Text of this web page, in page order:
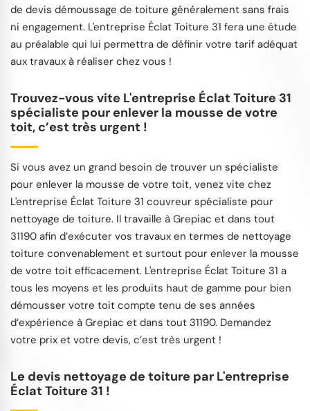
de devis démoussage de toiture généralement sans frais
ni engagement. L'entreprise Éclat Toiture 31 fera une étude
au préalable qui lui permettra de définir votre tarif adéquat
aux travaux à réaliser chez vous !
Trouvez-vous vite L'entreprise Éclat Toiture 31
spécialiste pour enlever la mousse de votre
toit, c’est très urgent !
Si vous avez un grand besoin de trouver un spécialiste
pour enlever la mousse de votre toit, venez vite chez
L'entreprise Éclat Toiture 31 couvreur spécialiste pour
nettoyage de toiture. Il travaille à Grepiac et dans tout
31190 afin d’exécuter vos travaux en termes de nettoyage
toiture convenablement et surtout pour enlever la mousse
de votre toit efficacement. L'entreprise Éclat Toiture 31 a
tous les moyens et les produits haut de gamme pour bien
démousser votre toit compte tenu de ses années
d’expérience à Grepiac et dans tout 31190. Demandez
votre prix et votre devis, c’est très urgent !
Le devis nettoyage de toiture par L'entreprise
Éclat Toiture 31 !